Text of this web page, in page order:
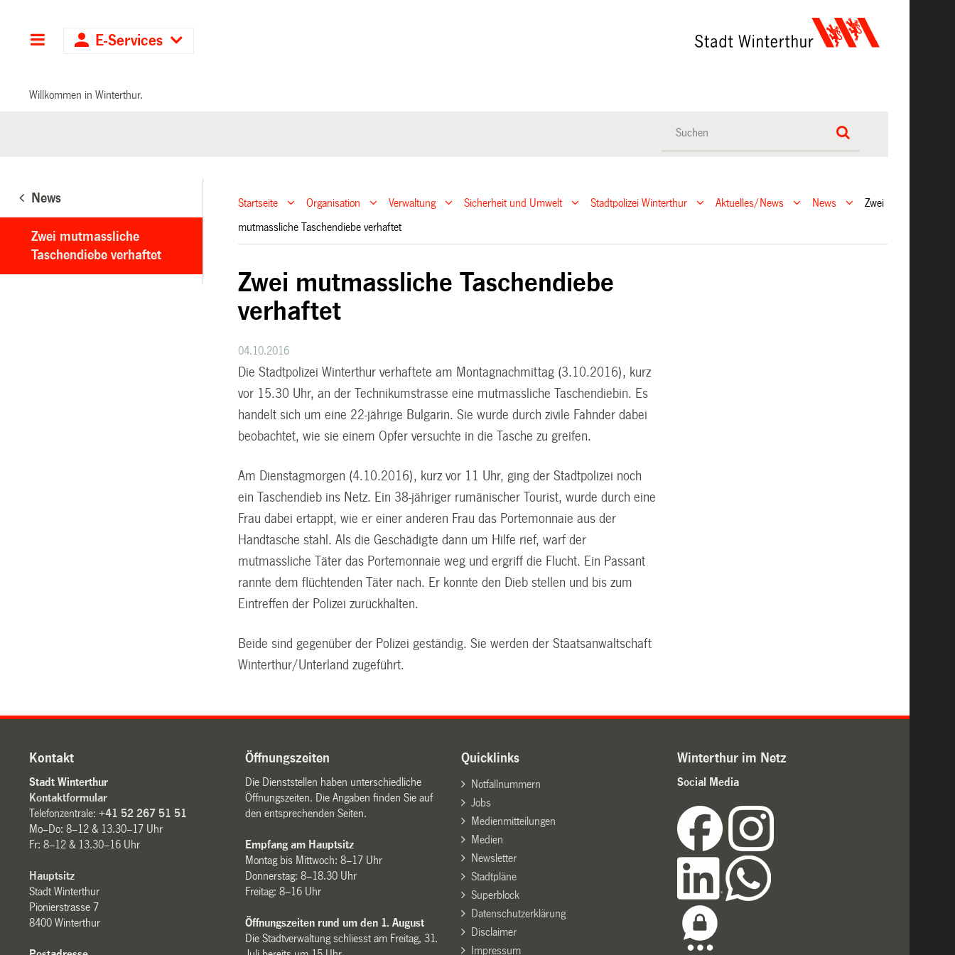
Hauptnavigation
E-Services
Willkommen in Winterthur.
News
Zwei mutmassliche
Taschendiebe verhaftet
Startseite Organisation Verwaltung Sicherheit und Umwelt Stadtpolizei Winterthur Aktuelles/News News
Zwei
mutmassliche Taschendiebe verhaftet
Zwei mutmassliche Taschendiebe
verhaftet
04.10.2016
Die Stadtpolizei Winterthur verhaftete am Montagnachmittag (3.10.2016), kurz
vor 15.30 Uhr, an der Technikumstrasse eine mutmassliche Taschendiebin. Es
handelt sich um eine 22-jährige Bulgarin. Sie wurde durch zivile Fahnder dabei
beobachtet, wie sie einem Opfer versuchte in die Tasche zu greifen.
Am Dienstagmorgen (4.10.2016), kurz vor 11 Uhr, ging der Stadtpolizei noch
ein Taschendieb ins Netz. Ein 38-jähriger rumänischer Tourist, wurde durch eine
Frau dabei ertappt, wie er einer anderen Frau das Portemonnaie aus der
Handtasche stahl. Als die Geschädigte dann um Hilfe rief, warf der
mutmassliche Täter das Portemonnaie weg und ergriff die Flucht. Ein Passant
rannte dem flüchtenden Täter nach. Er konnte den Dieb stellen und bis zum
Eintreffen der Polizei zurückhalten.
Beide sind gegenüber der Polizei geständig. Sie werden der Staatsanwaltschaft
Winterthur/Unterland zugeführt.
Kontakt
Stadt Winterthur
Kontaktformular
Telefonzentrale:+41 52 267 51 51
Mo–Do: 8–12 & 13.30–17 Uhr
Fr: 8–12 & 13.30–16 Uhr
Hauptsitz
Stadt Winterthur
Pionierstrasse 7
8400 Winterthur
Öffnungszeiten
Die Dienststellen haben unterschiedliche
Öffnungszeiten. Die Angaben finden Sie auf
den entsprechenden Seiten.
Empfang am Hauptsitz
Montag bis Mittwoch: 8–17 Uhr
Donnerstag: 8–18.30 Uhr
Freitag: 8–16 Uhr
Öffnungszeiten rund um den 1. August
Die Stadtverwaltung schliesst am Freitag, 31.
Quicklinks
Notfallnummern
Jobs
Medienmitteilungen
Medien
Newsletter
Stadtpläne
Superblock
Datenschutzerklärung
Disclaimer
Impressum
Winterthur im Netz
Social Media